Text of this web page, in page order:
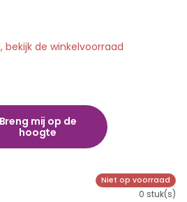
de winkelvoorraad
Breng mij op de
hoogte
Niet op voorraad
0 stuk(s)